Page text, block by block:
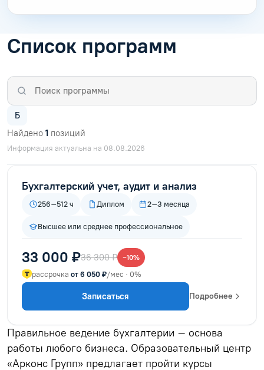
Список программ
Б
Найдено 1 позиций
Информация актуальна на 08.08.2026
Бухгалтерский учет, аудит и анализ
256–512 ч Диплом 2–3 месяца
Высшее или среднее профессиональное
33 000 ₽36 300 ₽ −10%
рассрочка от 6 050 ₽/мес · 0%
Записаться Подробнее
Правильное ведение бухгалтерии – основа
работы любого бизнеса. Образовательный центр
«Арконс Групп» предлагает пройти курсы